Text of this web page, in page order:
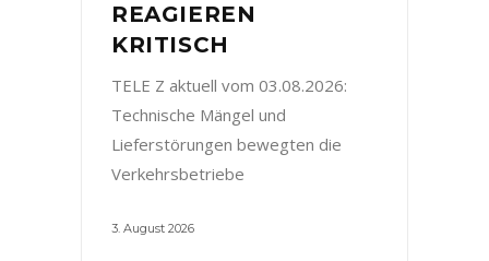
REAGIEREN
KRITISCH
TELE Z aktuell vom 03.08.2026:
Technische Mängel und
Lieferstörungen bewegten die
Verkehrsbetriebe
3. August 2026